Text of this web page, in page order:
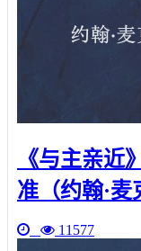
《与主亲近
准（约翰·麦
11577